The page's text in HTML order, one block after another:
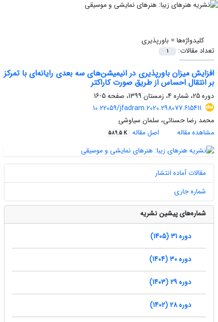
کلیدواژه‌ها = باورپذیری
تعداد مقالات:
1
افزایش میزان باورپذیری در انیمیشن‌های سه بعدی رایانه‌ای با تمرکز
بر انتقال احساس از طریق صورت کاراکتر
دوره 25، شماره 4، زمستان 1399، صفحه
5-16
10.22059/jfadram.2020.298077.615411
محمد رضا حسنائی، سلمان سیاوشی
مشاهده مقاله
اصل مقاله 589.5 K
مقالات آماده انتشار
شماره جاری
شماره‌های پیشین نشریه
دوره 31 (1405)
دوره 30 (1404)
دوره 29 (1403)
دوره 28 (1402)